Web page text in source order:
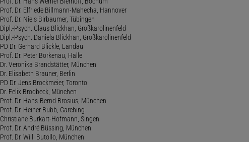
Prof. Dr. Elfriede Billmann-Mahecha, Hannover
Prof. Dr. Niels Birbaumer, Tübingen
Dipl.-Psych. Claus Blickhan, Großkarolinenfeld
Dipl.-Psych. Daniela Blickhan, Großkarolinenfeld
PD Dr. Gerhard Blickle, Landau
Prof. Dr. Peter Borkenau, Halle
Dr. Veronika Brandstätter, München
Dr. Elisabeth Brauner, Berlin
PD Dr. Jens Brockmeier, Toronto
Dr. Felix Brodbeck, München
Prof. Dr. Hans-Bernd Brosius, München
Prof. Dr. Heiner Bubb, Garching
Christiane Burkart-Hofmann, Singen
Prof. Dr. André Büssing, München
Prof. Dr. Willi Butollo, München